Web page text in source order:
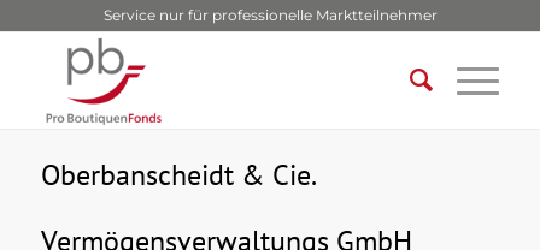
Service nur für professionelle Marktteilnehmer
Oberbanscheidt & Cie.
Vermögensverwaltungs GmbH